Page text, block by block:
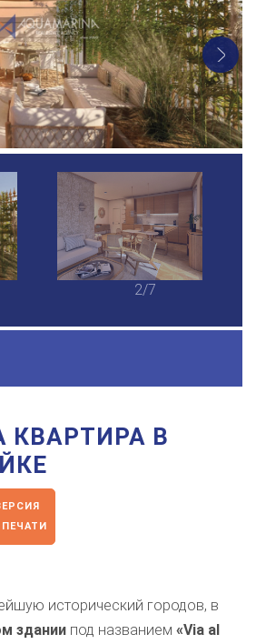
2/7
КВАРТИРА В
исторический городов, в
здании под названием «Via al